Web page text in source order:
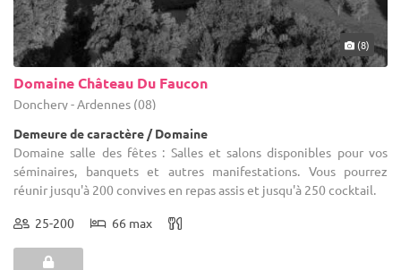
(8)
Domaine Château Du Faucon
Donchery - Ardennes (08)
Demeure de caractère / Domaine
Domaine salle des fêtes : Salles et salons disponibles pour vos
séminaires, banquets et autres manifestations. Vous pourrez
réunir jusqu'à 200 convives en repas assis et jusqu'à 250 cocktail.
25-200 66 max